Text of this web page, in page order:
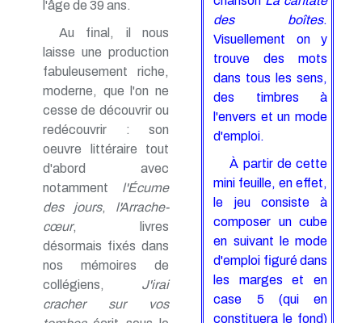
l'âge de 39 ans.
Au final, il nous
laisse une production
fabuleusement riche,
moderne, que l'on ne
cesse de découvrir ou
redécouvrir : son
oeuvre littéraire tout
d'abord avec
notamment l'Écume
des jours, l'Arrache-
cœur, livres
désormais fixés dans
nos mémoires de
collégiens, J'irai
cracher sur vos
des boîtes.
Visuellement on y
trouve des mots
dans tous les sens,
des timbres à
l'envers et un mode
d'emploi.
À partir de cette
mini feuille, en effet,
le jeu consiste à
composer un cube
en suivant le mode
d'emploi figuré dans
les marges et en
case 5 (qui en
constituera le fond)